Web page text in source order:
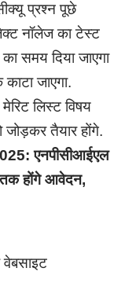
प्रश्न पूछे
नॉलेज का टेस्ट
समय दिया जाएगा
जाएगा.
लिस्ट विषय
जोड़कर तैयार होंगे.
एनपीसीआईएल
तक होंगे आवेदन,